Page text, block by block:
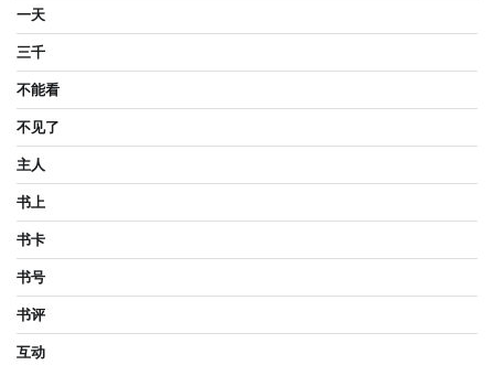
一天
三千
不能看
不见了
主人
书上
书卡
书号
书评
互动